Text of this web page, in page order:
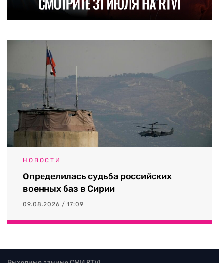
НОВОСТИ
Определилась судьба российских
военных баз в Сирии
09.08.2026 / 17:09